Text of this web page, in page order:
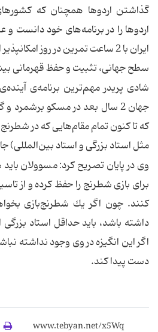
گذاشتن اردوها همچنان كه
اردوها را در برنامه‌های خود دانست
ایران با 2 ساعت تمرین در روز
سطح جهانی، تثبیت و حفظ قهرمانی
شادی پریدر مهم‌ترین برنامه‌ی
جهان 2 سال بعد در مسكو برشمرد
كه تا كنون تمام مقام‌هایی كه در
مثل استاد بزرگی و استاد بین‌المللی)
وی در پایان تصریح كرد: مسوولان
برای بازی شطرنج را حفظ كرده و از
كنند. چون اگر یك شطرنج‌بازی
داشته باشد، باید حداقل استاد
اگر این انگیزه در وی وجود نداشته
دست پیدا كند.